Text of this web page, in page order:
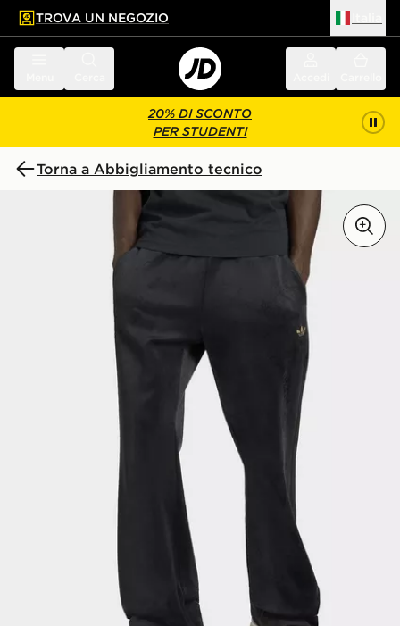
principale
a fondo pagina
TROVA UN NEGOZIO
20% DI SCONTO
PER STUDENTI
Torna a Abbigliamento tecnico